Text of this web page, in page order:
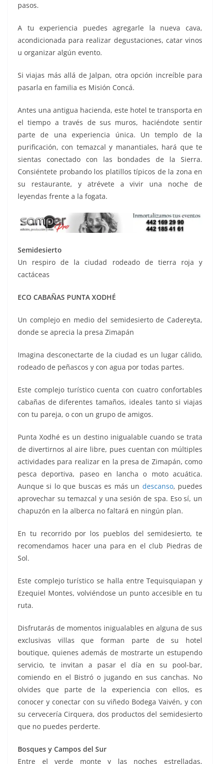
pasos.
A tu experiencia puedes agregarle la nueva cava,
acondicionada para realizar degustaciones, catar vinos
u organizar algún evento.
Si viajas más allá de Jalpan, otra opción increíble para
pasarla en familia es Misión Concá.
Antes una antigua hacienda, este hotel te transporta en
el tiempo a través de sus muros, haciéndote sentir
parte de una experiencia única. Un templo de la
purificación, con temazcal y manantiales, hará que te
sientas conectado con las bondades de la Sierra.
Consiéntete probando los platillos típicos de la zona en
su restaurante, y atrévete a vivir una noche de
leyendas frente a la fogata.
Semidesierto
Un respiro de la ciudad rodeado de tierra roja y
cactáceas
ECO CABAÑAS PUNTA XODHÉ
Un complejo en medio del semidesierto de Cadereyta,
donde se aprecia la presa Zimapán
Imagina desconectarte de la ciudad es un lugar cálido,
rodeado de peñascos y con agua por todas partes.
Este complejo turístico cuenta con cuatro confortables
cabañas de diferentes tamaños, ideales tanto si viajas
con tu pareja, o con un grupo de amigos.
Punta Xodhé es un destino inigualable cuando se trata
de divertirnos al aire libre, pues cuentan con múltiples
actividades para realizar en la presa de Zimapán, como
pesca deportiva, paseo en lancha o moto acuática.
Aunque si lo que buscas es más un descanso, puedes
aprovechar su temazcal y una sesión de spa. Eso sí, un
chapuzón en la alberca no faltará en ningún plan.
En tu recorrido por los pueblos del semidesierto, te
recomendamos hacer una para en el club Piedras de
Sol.
Este complejo turístico se halla entre Tequisquiapan y
Ezequiel Montes, volviéndose un punto accesible en tu
ruta.
Disfrutarás de momentos inigualables en alguna de sus
exclusivas villas que forman parte de su hotel
boutique, quienes además de mostrarte un estupendo
servicio, te invitan a pasar el día en su pool-bar,
comiendo en el Bistró o jugando en sus canchas. No
olvides que parte de la experiencia con ellos, es
conocer y conectar con su viñedo Bodega Vaivén, y con
su cervecería Cirquera, dos productos del semidesierto
que no puedes perderte.
Bosques y Campos del Sur
Entre el verde monte y las noches estrelladas,